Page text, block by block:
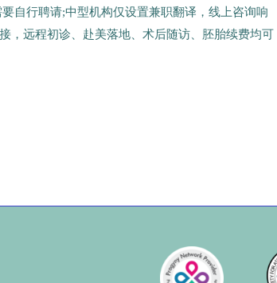
自行聘请;中型机构仅设置兼职翻译，线上咨询响
，远程初诊、赴美落地、术后随访、胚胎续费均可